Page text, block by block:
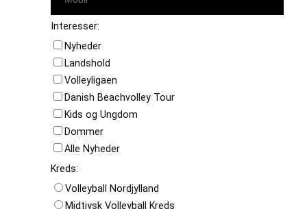
Interesser:
Nyheder
Landshold
Volleyligaen
Danish Beachvolley Tour
Kids og Ungdom
Dommer
Alle Nyheder
Kreds:
Volleyball Nordjylland
Midtjysk Volleyball Kreds